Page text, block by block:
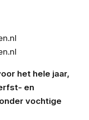
het hele jaar,
en
vochtige